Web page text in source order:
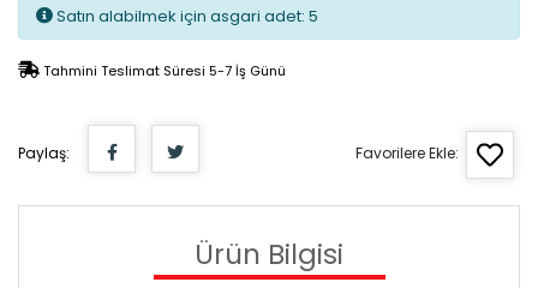
Satın alabilmek için asgari adet: 5
Tahmini Teslimat Süresi 5-7 İş Günü
Paylaş: Favorilere Ekle:
Ürün Bilgisi